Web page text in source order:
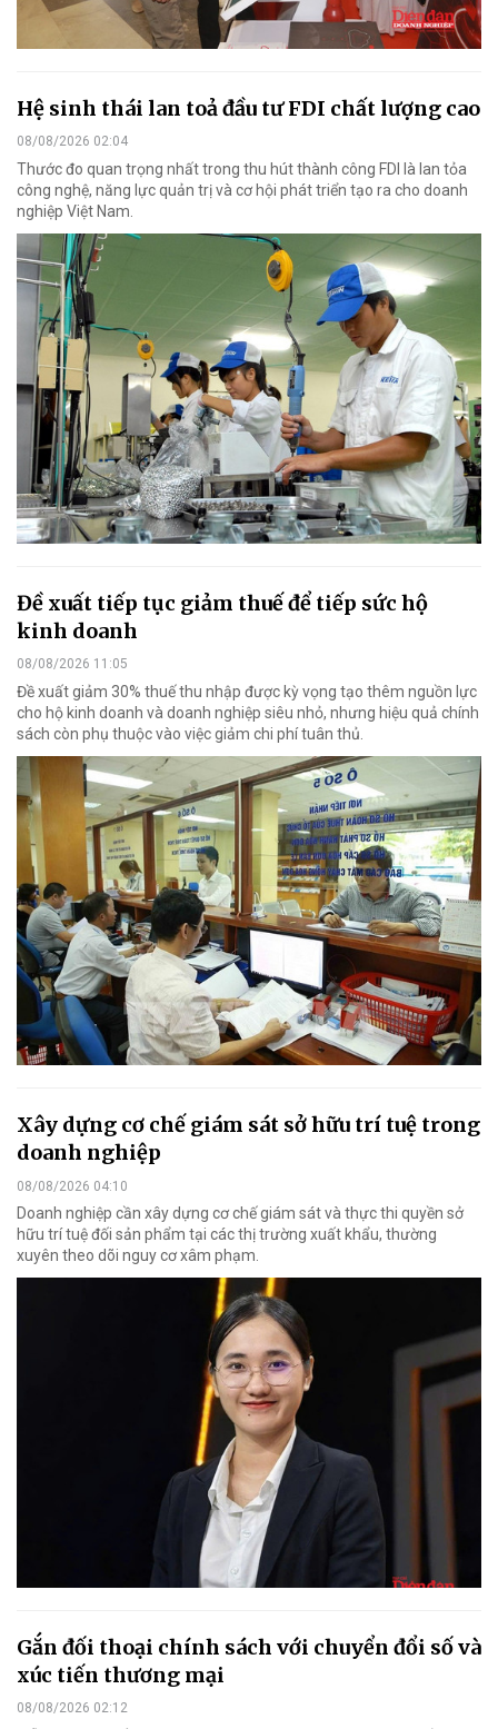
Hệ sinh thái lan toả đầu tư FDI chất lượng cao
08/08/2026 02:04
Thước đo quan trọng nhất trong thu hút thành công FDI là lan tỏa
công nghệ, năng lực quản trị và cơ hội phát triển tạo ra cho doanh
nghiệp Việt Nam.
Đề xuất tiếp tục giảm thuế để tiếp sức hộ
kinh doanh
08/08/2026 11:05
Đề xuất giảm 30% thuế thu nhập được kỳ vọng tạo thêm nguồn lực
cho hộ kinh doanh và doanh nghiệp siêu nhỏ, nhưng hiệu quả chính
sách còn phụ thuộc vào việc giảm chi phí tuân thủ.
Xây dựng cơ chế giám sát sở hữu trí tuệ trong
doanh nghiệp
08/08/2026 04:10
Doanh nghiệp cần xây dựng cơ chế giám sát và thực thi quyền sở
hữu trí tuệ đối sản phẩm tại các thị trường xuất khẩu, thường
xuyên theo dõi nguy cơ xâm phạm.
Gắn đối thoại chính sách với chuyển đổi số và
xúc tiến thương mại
08/08/2026 02:12